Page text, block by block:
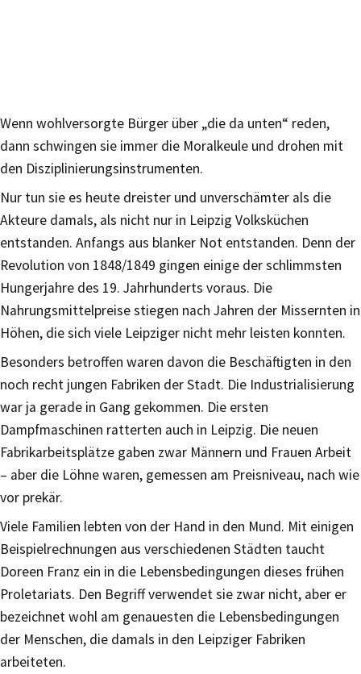
Wenn wohlversorgte Bürger über „die da unten“ reden,
dann schwingen sie immer die Moralkeule und drohen mit
den Disziplinierungsinstrumenten.
Nur tun sie es heute dreister und unverschämter als die
Akteure damals, als nicht nur in Leipzig Volksküchen
entstanden. Anfangs aus blanker Not entstanden. Denn der
Revolution von 1848/1849 gingen einige der schlimmsten
Hungerjahre des 19. Jahrhunderts voraus. Die
Nahrungsmittelpreise stiegen nach Jahren der Missernten in
Höhen, die sich viele Leipziger nicht mehr leisten konnten.
Besonders betroffen waren davon die Beschäftigten in den
noch recht jungen Fabriken der Stadt. Die Industrialisierung
war ja gerade in Gang gekommen. Die ersten
Dampfmaschinen ratterten auch in Leipzig. Die neuen
Fabrikarbeitsplätze gaben zwar Männern und Frauen Arbeit
– aber die Löhne waren, gemessen am Preisniveau, nach wie
vor prekär.
Viele Familien lebten von der Hand in den Mund. Mit einigen
Beispielrechnungen aus verschiedenen Städten taucht
Doreen Franz ein in die Lebensbedingungen dieses frühen
Proletariats. Den Begriff verwendet sie zwar nicht, aber er
bezeichnet wohl am genauesten die Lebensbedingungen
der Menschen, die damals in den Leipziger Fabriken
arbeiteten.